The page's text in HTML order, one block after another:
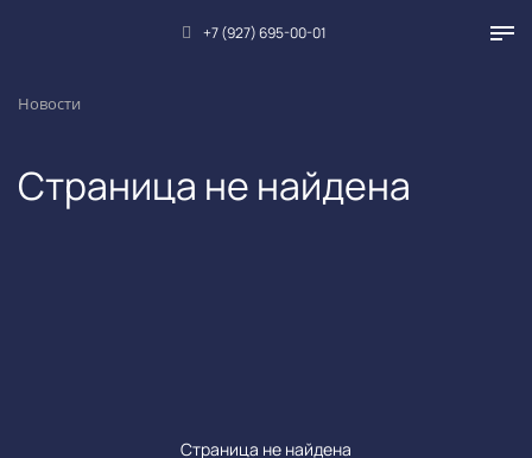
+7 (927) 695-00-01
Новости
Страница не найдена
Страница не найдена